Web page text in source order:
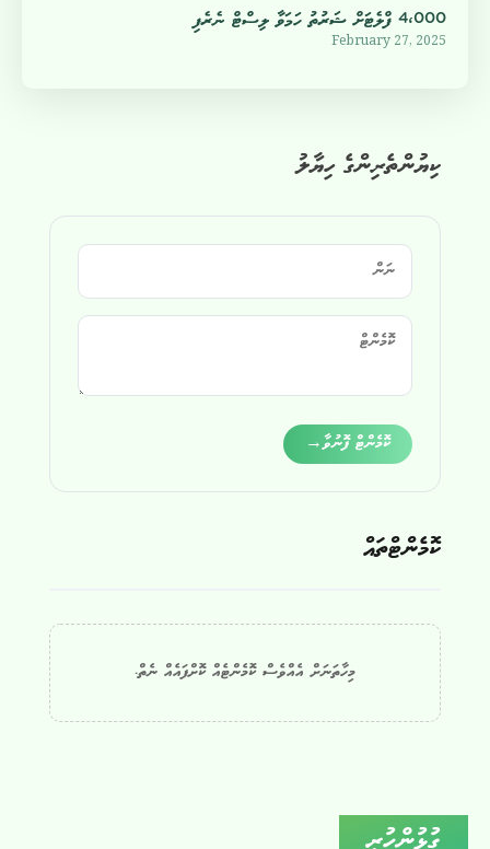
ކިޔުންތެރިންގެ ހިޔާލު
ކޮމެންޓް ފޮނުވާ→
ކޮމެންޓްތައް
މިހާތަނަށް އެއްވެސް ކޮމެންޓެއް ކޮށްފައެއް ނެތް.
4،000 ފްލެޓަށް ޝަރުތު ހަމަވާ ލިސްޓް ނެރެފި
February 27, 2025
ގުޅުންހުރި